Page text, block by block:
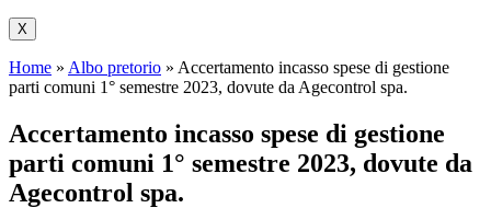
X
Home » Albo pretorio » Accertamento incasso spese di gestione
parti comuni 1° semestre 2023, dovute da Agecontrol spa.
Accertamento incasso spese di gestione
parti comuni 1° semestre 2023, dovute da
Agecontrol spa.